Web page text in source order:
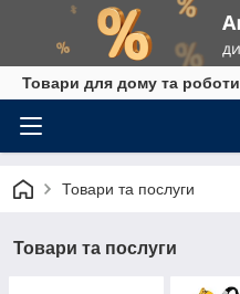
Товари для дому та роботи
Товари та послуги
Товари та послуги